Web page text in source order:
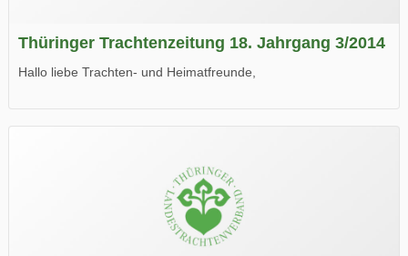
Thüringer Trachtenzeitung 18. Jahrgang 3/2014
Hallo liebe Trachten- und Heimatfreunde,
Wir wünschen Euch viel Spaß beim Lesen.